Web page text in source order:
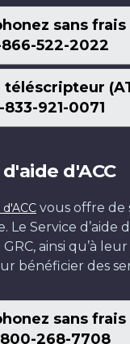
sans frais
866-522-2022
833-921-0071
d'ACC
vous offre de
Le Service
ainsi qu’à
bénéficier des
sans frais
800-268-7708